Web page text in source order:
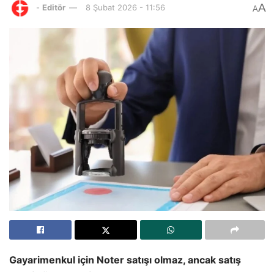
- Editör 8 Şubat 2026 - 11:56 AA
Gayarimenkul için Noter satışı olmaz, ancak satış